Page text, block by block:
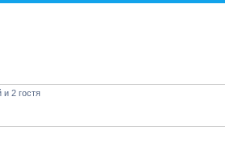
2 гостя